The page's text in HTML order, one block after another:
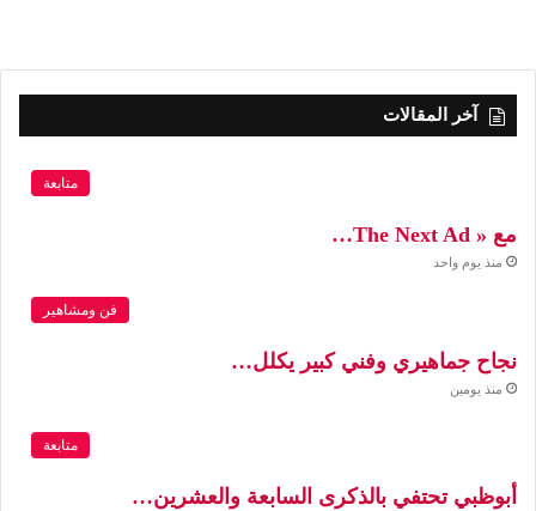
آخر المقالات
متابعة
مع « The Next Ad…
منذ يوم واحد
فن ومشاهير
نجاح جماهيري وفني كبير يكلل…
منذ يومين
متابعة
أبوظبي تحتفي بالذكرى السابعة والعشرين…